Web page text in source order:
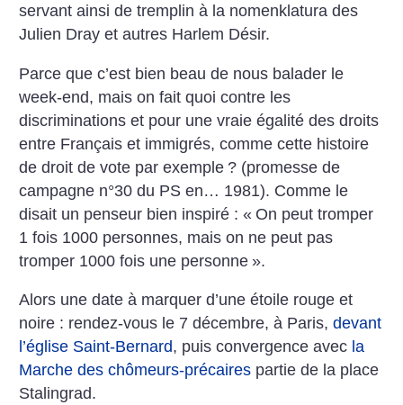
servant ainsi de tremplin à la nomenklatura des
Julien Dray et autres Harlem Désir.
Parce que c’est bien beau de nous balader le
week-end, mais on fait quoi contre les
discriminations et pour une vraie égalité des droits
entre Français et immigrés, comme cette histoire
de droit de vote par exemple ? (promesse de
campagne n°30 du PS en… 1981). Comme le
disait un penseur bien inspiré : « On peut tromper
1 fois 1000 personnes, mais on ne peut pas
tromper 1000 fois une personne ».
Alors une date à marquer d’une étoile rouge et
noire : rendez-vous le 7 décembre, à Paris,devant
l’église Saint-Bernard, puis convergence avec la
Marche des chômeurs-précaires partie de la place
Stalingrad.